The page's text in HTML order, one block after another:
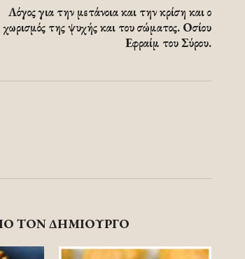
Λόγος για την μετάνοια και την κρίση και ο
χωρισμός της ψυχής και του σώματος. Οσίου
Εφραίμ του Σύρου.
ΤΟΝ ΔΗΜΙΟΥΡΓΟ